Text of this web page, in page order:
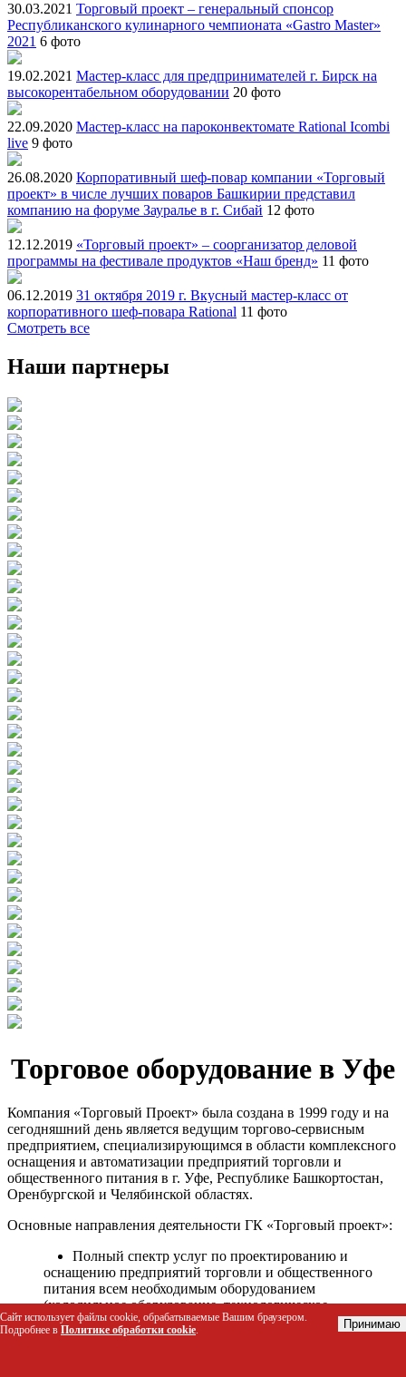
30.03.2021 Торговый проект – генеральный спонсор
Республиканского кулинарного чемпионата «Gastro Master»
2021 6 фото
19.02.2021 Мастер-класс для предпринимателей г. Бирск на
высокорентабельном оборудовании 20 фото
22.09.2020 Мастер-класс на пароконвектомате Rational Icombi
live 9 фото
26.08.2020 Корпоративный шеф-повар компании «Торговый
проект» в числе лучших поваров Башкирии представил
компанию на форуме Зауралье в г. Сибай 12 фото
12.12.2019 «Торговый проект» – соорганизатор деловой
программы на фестивале продуктов «Наш бренд» 11 фото
06.12.2019 31 октября 2019 г. Вкусный мастер-класс от
корпоративного шеф-повара Rational 11 фото
Смотреть все
Наши партнеры
Торговое оборудование в Уфе
Компания «Торговый Проект» была создана в 1999 году и на
сегодняшний день является ведущим торгово-сервисным
предприятием, специализирующимся в области комплексного
оснащения и автоматизации предприятий торговли и
общественного питания в г. Уфе, Республике Башкортостан,
Оренбургской и Челябинской областях.
Основные направления деятельности ГК «Торговый проект»:
Полный спектр услуг по проектированию и
оснащению предприятий торговли и общественного
питания всем необходимым оборудованием
(холодильное оборудование, технологическое
оборудование, стеллажное оборудование и т.д.);
Автоматизация торговых процессов и внедрения
Сайт использует файлы cookie, обрабатываемые Вашим браузером.
Подробнее в Политике обработки cookie. Принимаю